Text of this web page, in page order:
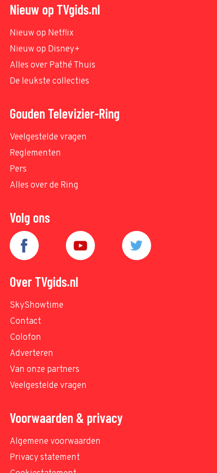
Nieuw op TVgids.nl
Nieuw op Netflix
Nieuw op Disney+
Alles over Pathé Thuis
De leukste collecties
Gouden Televizier-Ring
Veelgestelde vragen
Reglementen
Pers
Alles over de Ring
Volg ons
Over TVgids.nl
SkyShowtime
Contact
Colofon
Adverteren
Van onze partners
Veelgestelde vragen
Voorwaarden & privacy
Algemene voorwaarden
Privacy statement